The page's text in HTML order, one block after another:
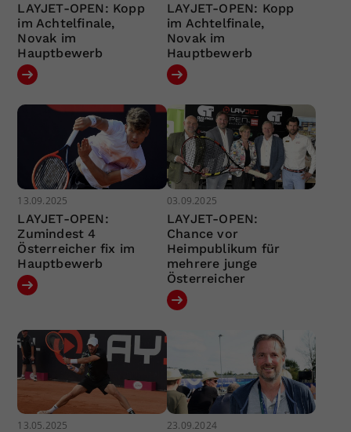
LAYJET-OPEN: Kopp
im Achtelfinale,
Novak im
Hauptbewerb
LAYJET-OPEN: Kopp
im Achtelfinale,
Novak im
Hauptbewerb
13.09.2025
LAYJET-OPEN:
Zumindest 4
Österreicher fix im
Hauptbewerb
03.09.2025
LAYJET-OPEN:
Chance vor
Heimpublikum für
mehrere junge
Österreicher
13.05.2025 23.09.2024